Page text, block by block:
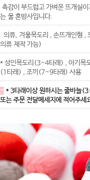
촉감이 부드럽고 가벼운 뜨개실
는 울 혼방사입니다.
의류, 겨울목도리 , 손뜨개인형 ,
의류 제작 가능)
* 성인목도리(3~4타래) , 아기목
(1타래) , 조끼(7~9타래) 사용
- * 3타래이상 원하시는 줄바늘
또는 주문 전달메세지에 적어주세